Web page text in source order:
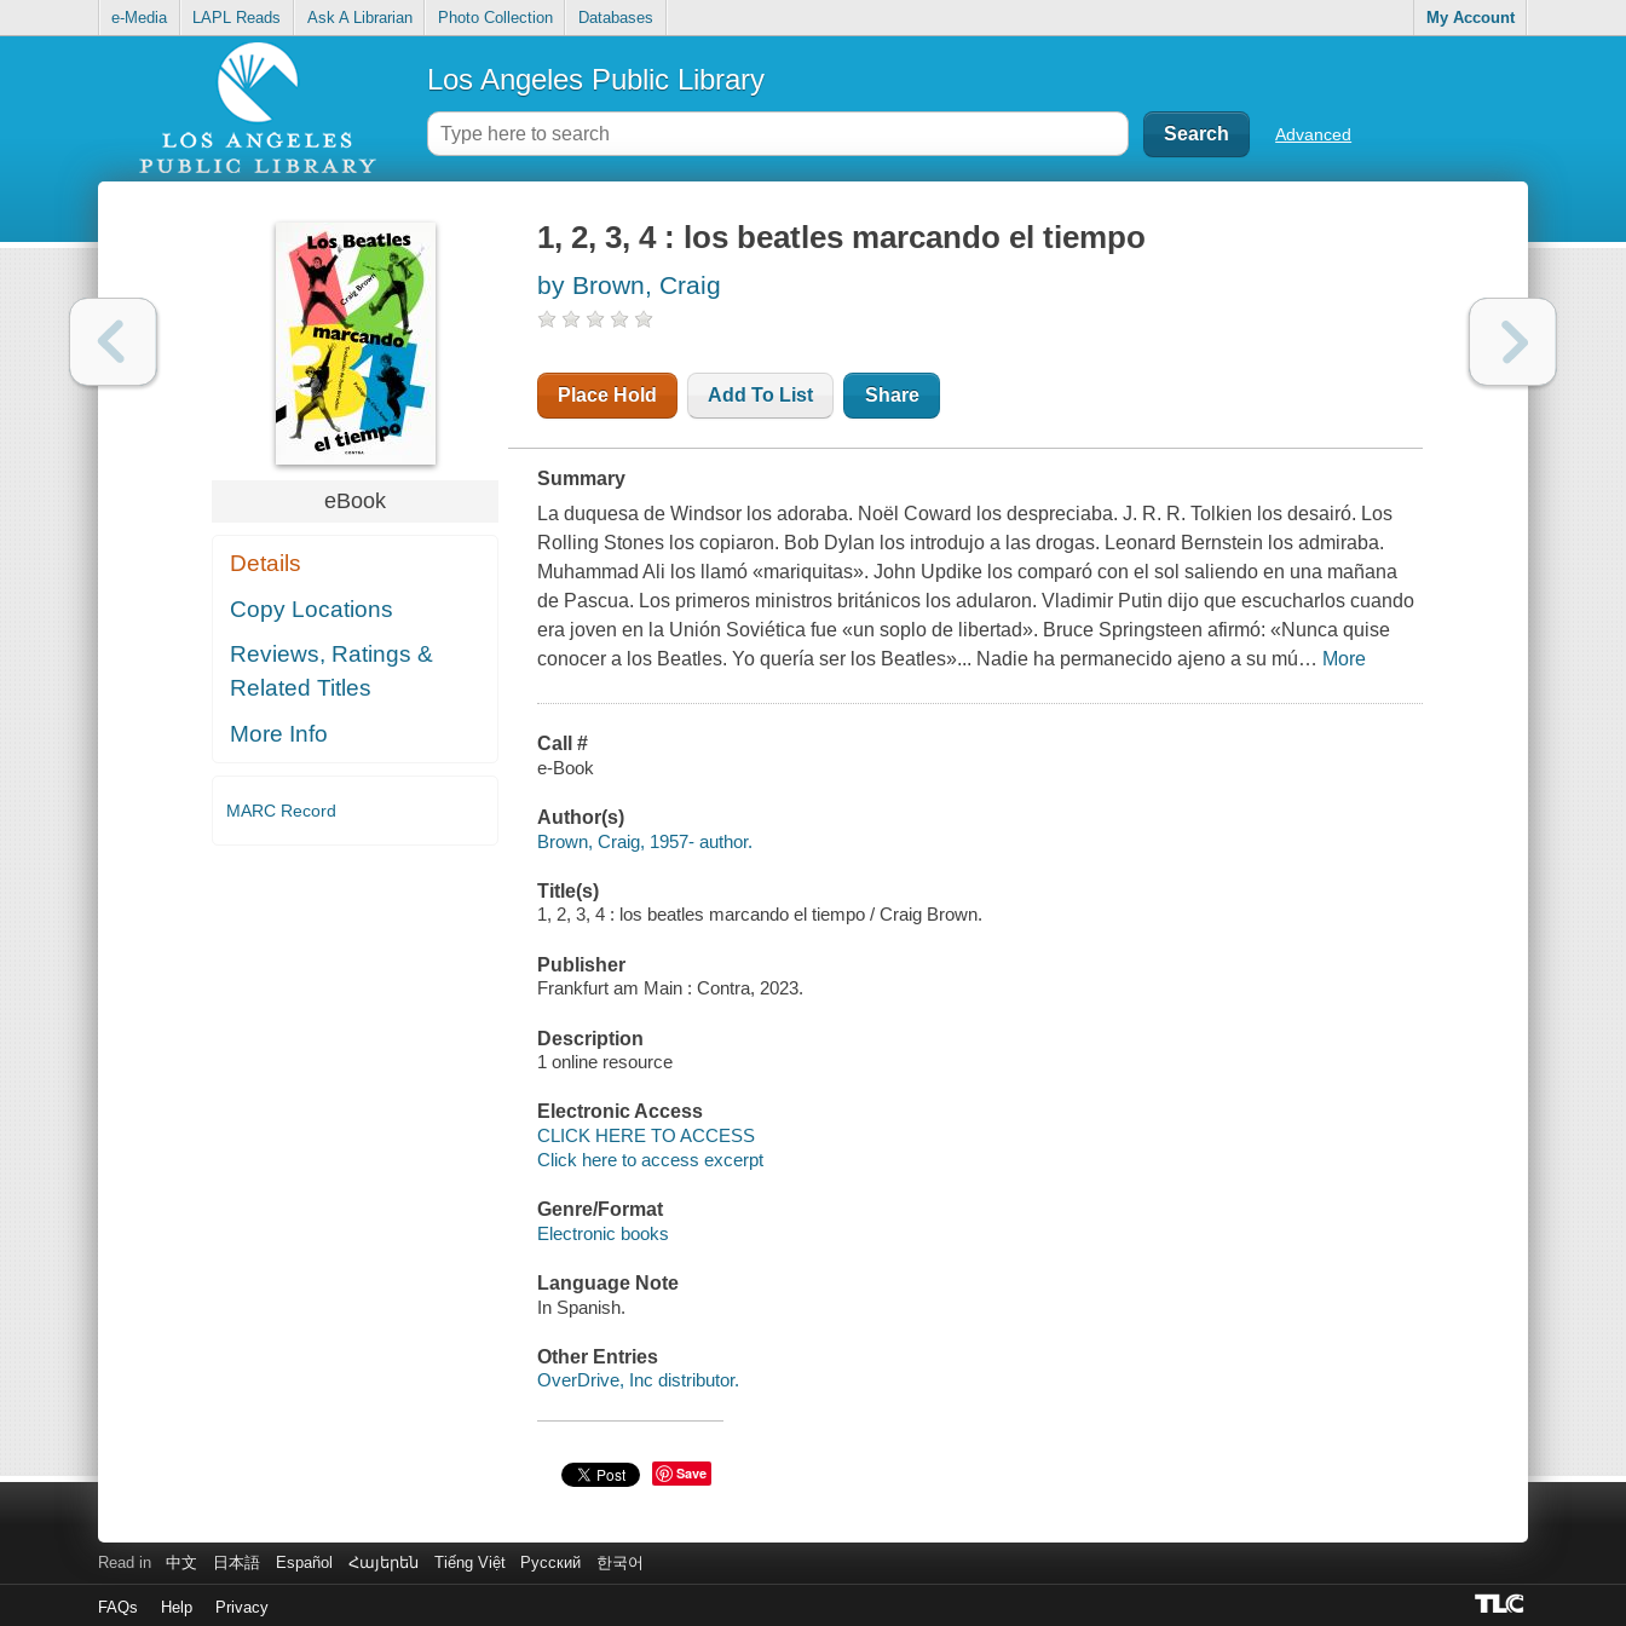
e-Media LAPL Reads Ask A Librarian Photo Collection Databases My Account
Los Angeles Public Library
Advanced
eBook
Details
Copy Locations
Reviews, Ratings &
Related Titles
More Info
MARC Record
1, 2, 3, 4 : los beatles marcando el tiempo
by Brown, Craig
Place Hold Add To List Share
Summary
La duquesa de Windsor los adoraba. Noël Coward los despreciaba. J. R. R. Tolkien los desairó. Los
Rolling Stones los copiaron. Bob Dylan los introdujo a las drogas. Leonard Bernstein los admiraba.
Muhammad Ali los llamó «mariquitas». John Updike los comparó con el sol saliendo en una mañana
de Pascua. Los primeros ministros británicos los adularon. Vladimir Putin dijo que escucharlos cuando
era joven en la Unión Soviética fue «un soplo de libertad». Bruce Springsteen afirmó: «Nunca quise
conocer a los Beatles. Yo queríaser los Beatles»... Nadie ha permanecido ajeno a su mú… More
Call #
e-Book
Author(s)
Brown, Craig, 1957- author.
Title(s)
1, 2, 3, 4 : los beatles marcando el tiempo / Craig Brown.
Publisher
Frankfurt am Main : Contra, 2023.
Description
1 online resource
Electronic Access
CLICK HERE TO ACCESS
Click here to access excerpt
Genre/Format
Electronic books
Language Note
In Spanish.
Other Entries
OverDrive, Inc distributor.
Save
Read in 中文 日本語 Español Հայերեն Tiếng Việt Русский 한국어
FAQs Help Privacy